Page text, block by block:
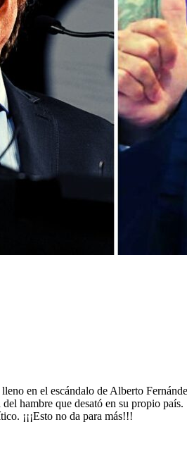
en el escándalo de Alberto
hambre que desató en su propio
¡¡¡Esto no da para más!!!